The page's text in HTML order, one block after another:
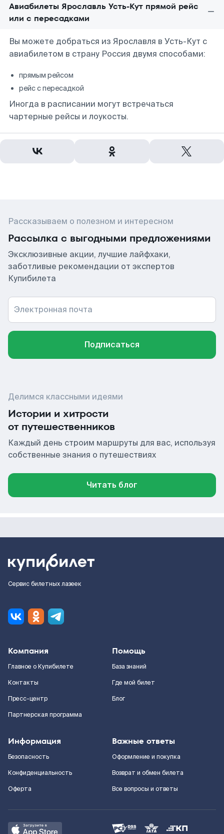
Авиабилеты Ярославль Усть-Кут прямой рейс
или с пересадками
Вы можете добраться из Ярославля в Усть-Кут с
авиабилетом в страну Россия двумя способами:
прямым рейсом
рейс с пересадкой
Иногда в расписании могут встречаться
чартерные рейсы и лоукосты.
Рассказываем о полезном и интересном
Рассылка с выгодными предложениями
Эксклюзивные акции, лучшие лайфхаки,
заботливые рекомендации от экспертов
Купибилета
Электронная почта
Подписаться
Делимся классными идеями
Истории и хитрости
от путешественников
Каждый день строим маршруты для вас, используя
собственные знания о путешествиях
Читать блог
Сервис билетных лазеек
Компания
Главное о Купибилете
Контакты
Пресс-центр
Партнерская программа
Помощь
База знаний
Где мой билет
Блог
Информация
Безопасность
Конфиденциальность
Оферта
Важные ответы
Оформление и покупка
Возврат и обмен билета
Все вопросы и ответы